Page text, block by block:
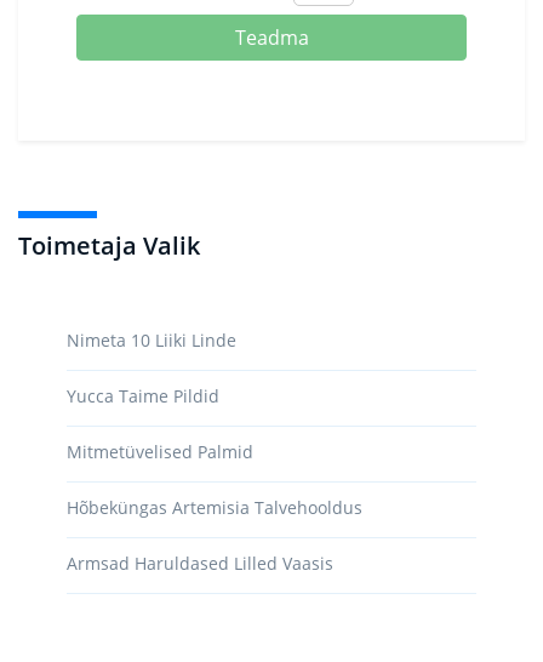
Teadma
Toimetaja Valik
Nimeta 10 Liiki Linde
Yucca Taime Pildid
Mitmetüvelised Palmid
Hõbeküngas Artemisia Talvehooldus
Armsad Haruldased Lilled Vaasis